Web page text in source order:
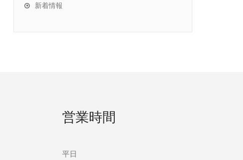
新着情報
営業時間
平日